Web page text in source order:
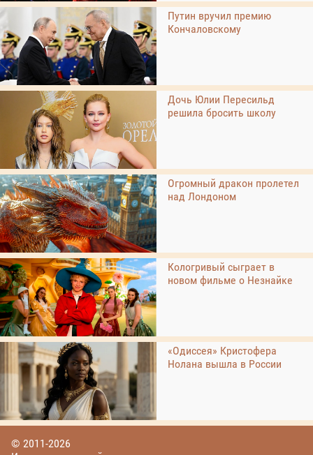
Путин вручил премию
Кончаловскому
Дочь Юлии Пересильд
решила бросить школу
Огромный дракон пролетел
над Лондоном
Кологривый сыграет в
новом фильме о Незнайке
«Одиссея» Кристофера
Нолана вышла в России
© 2011-2026